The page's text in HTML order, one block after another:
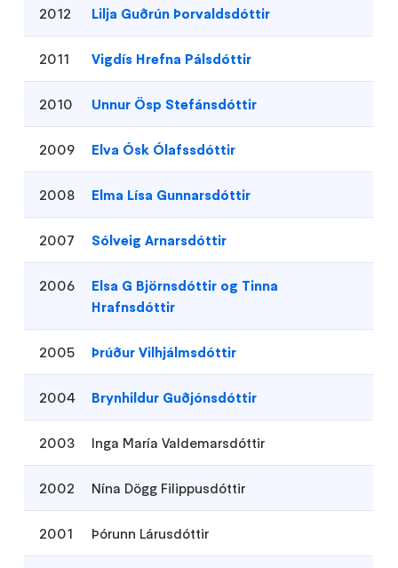
2012 Lilja Guðrún Þorvaldsdóttir
2011 Vigdís Hrefna Pálsdóttir
2010 Unnur Ösp Stefánsdóttir
2009 Elva Ósk Ólafssdóttir
2008 Elma Lísa Gunnarsdóttir
2007 Sólveig Arnarsdóttir
2006
Elsa G Björnsdóttir og Tinna
Hrafnsdóttir
2005 Þrúður Vilhjálmsdóttir
2004 Brynhildur Guðjónsdóttir
2003 Inga María Valdemarsdóttir
2002 Nína Dögg Filippusdóttir
2001 Þórunn Lárusdóttir